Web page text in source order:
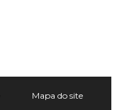
Mapa do site